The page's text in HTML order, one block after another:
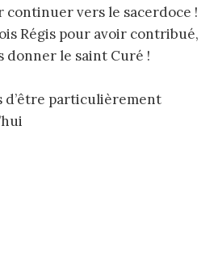
continuer vers le sacerdoce !
Régis pour avoir contribué,
donner le saint Curé !
d’être particulièrement